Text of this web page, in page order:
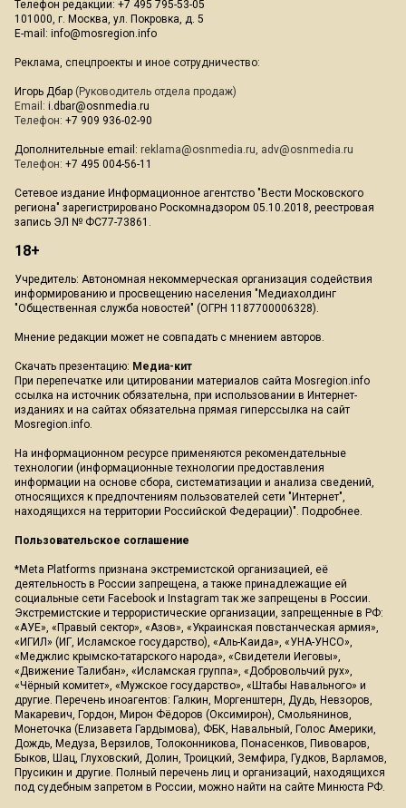
Телефон редакции: +7 495 795-53-05
101000, г. Москва, ул. Покровка, д. 5
E-mail: info@mosregion.info
Реклама, спецпроекты и иное сотрудничество:
Игорь Дбар (Руководитель отдела продаж)
Email: i.dbar@osnmedia.ru
Телефон: +7 909 936-02-90
Дополнительные email: reklama@osnmedia.ru, adv@osnmedia.ru
Телефон: +7 495 004-56-11
Сетевое издание Информационное агентство "Вести Московского
региона" зарегистрировано Роскомнадзором 05.10.2018, реестровая
запись ЭЛ № ФС77-73861.
18+
Учредитель: Автономная некоммерческая организация содействия
информированию и просвещению населения "Медиахолдинг
"Общественная служба новостей" (ОГРН 1187700006328).
Мнение редакции может не совпадать с мнением авторов.
Скачать презентацию: Медиа-кит
При перепечатке или цитировании материалов сайта Mosregion.info
ссылка на источник обязательна, при использовании в Интернет-
изданиях и на сайтах обязательна прямая гиперссылка на сайт
Mosregion.info.
На информационном ресурсе применяются рекомендательные
технологии (информационные технологии предоставления
информации на основе сбора, систематизации и анализа сведений,
относящихся к предпочтениям пользователей сети "Интернет",
находящихся на территории Российской Федерации)". Подробнее.
Пользовательское соглашение
*Meta Platforms признана экстремистской организацией, её
деятельность в России запрещена, а также принадлежащие ей
социальные сети Facebook и Instagram так же запрещены в России.
Экстремистские и террористические организации, запрещенные в РФ:
«АУЕ», «Правый сектор», «Азов», «Украинская повстанческая армия»,
«ИГИЛ» (ИГ, Исламское государство), «Аль-Каида», «УНА-УНСО»,
«Меджлис крымско-татарского народа», «Свидетели Иеговы»,
«Движение Талибан», «Исламская группа», «Добровольчий рух»,
«Чёрный комитет», «Мужское государство», «Штабы Навального» и
другие. Перечень иноагентов: Галкин, Моргенштерн, Дудь, Невзоров,
Макаревич, Гордон, Мирон Фёдоров (Оксимирон), Смольянинов,
Монеточка (Елизавета Гардымова), ФБК, Навальный, Голос Америки,
Дождь, Медуза, Верзилов, Толоконникова, Понасенков, Пивоваров,
Быков, Шац, Глуховский, Долин, Троицкий, Земфира, Гудков, Варламов,
Прусикин и другие. Полный перечень лиц и организаций, находящихся
под судебным запретом в России, можно найти на сайте Минюста РФ.